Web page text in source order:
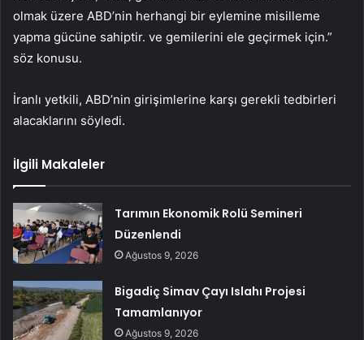
olmak üzere ABD’nin herhangi bir eylemine misilleme
yapma gücüne sahiptir. ve gemilerini ele geçirmek için.”
söz konusu.
İranlı yetkili, ABD’nin girişimlerine karşı gerekli tedbirleri
alacaklarını söyledi.
İlgili Makaleler
Tarımın Ekonomik Rolü Semineri
Düzenlendi
Ağustos 9, 2026
Bigadiç Simav Çayı Islahı Projesi
Tamamlanıyor
Ağustos 9, 2026